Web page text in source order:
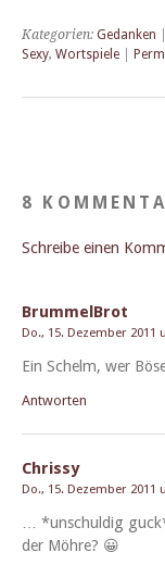
Kategorien: Gedanken
Sexy, Wortspiele
8
Schreibe einen
BrummelBrot
Do., 15. Dezember 2011
Ein Schelm, wer
Antworten
Chrissy
Do., 15. Dezember 2011
… *unschuldig
der Möhre? 😀